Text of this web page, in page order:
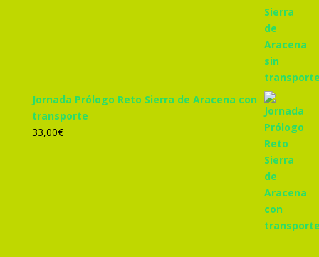
Jornada Prólogo Reto Sierra de Aracena con
transporte
33,00€